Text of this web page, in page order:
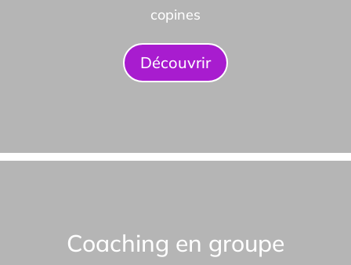
copines
Découvrir
Coaching en groupe